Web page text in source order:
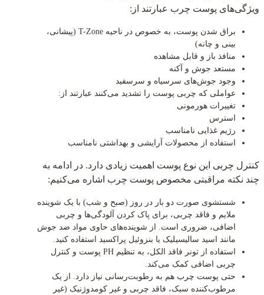
ویژگی‌های پوست چرب عبارتند از:
براق شدن پوست، به خصوص در ناحیه T-Zone (پیشانی،
بینی و چانه)
منافذ باز و قابل مشاهده
مستعد جوش و آکنه
وجود جوش‌های سرسیاه و سرسفید
عواملی که چربی پوست را تشدید می‌کنند عبارتند از:
تغییرات هورمونی
استرس
رژیم غذایی نامناسب
استفاده از محصولات آرایشی و بهداشتی نامناسب
کنترل چربی این نوع پوست اهمیت زیادی دارد. در ادامه به
چند نکته مراقبتی مخصوص پوست چرب اشاره می‌کنیم:
شستشوی صورت دو بار در روز (صبح و شب) با یک شوینده
ملایم و فاقد چربی، برای پاک کردن آلودگی‌ها و چربی
اضافی، ضروری است. از شوینده‌های حاوی مواد ضد جوش
مانند اسید سالیسیلیک یا بنزوئیل پراکسید استفاده کنید.
استفاده از تونر فاقد الکل، به تنظیم PH پوست و کنترل
چربی اضافی کمک می‌کند.
حتی پوست چرب هم به رطوبت‌رسانی نیاز دارد. از یک
مرطوب‌کننده سبک، فاقد چربی و غیر کومدوژنیک (غیر